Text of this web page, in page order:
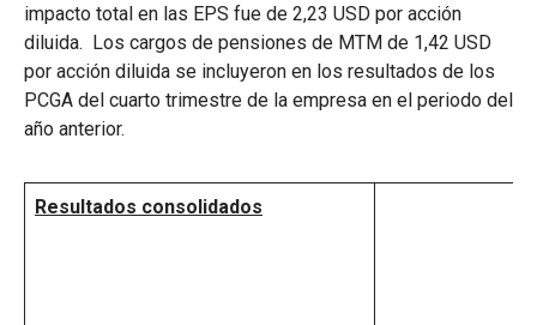
impacto total en las EPS fue de 2,23 USD por acción
diluida. Los cargos de pensiones de MTM de 1,42 USD
por acción diluida se incluyeron en los resultados de los
PCGA del cuarto trimestre de la empresa en el periodo del
año anterior.
Resultados consolidados